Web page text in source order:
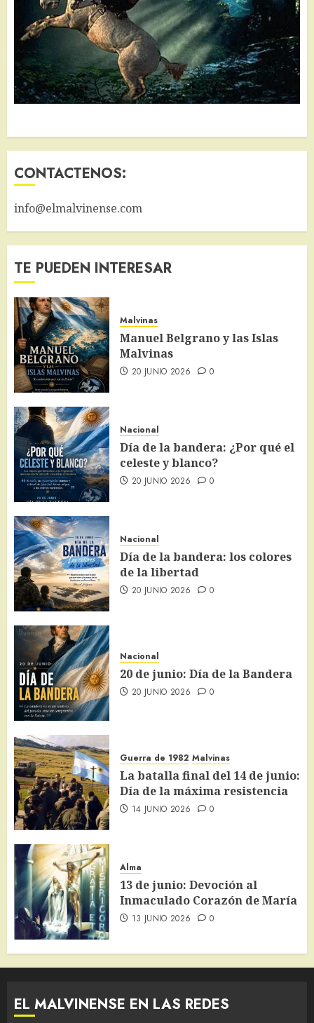
CONTACTENOS:
info@elmalvinense.com
TE PUEDEN INTERESAR
Malvinas
Manuel Belgrano y las Islas
Malvinas
20 JUNIO 2026 0
Nacional
Día de la bandera: ¿Por qué el
celeste y blanco?
20 JUNIO 2026 0
Nacional
Día de la bandera: los colores
de la libertad
20 JUNIO 2026 0
Nacional
20 de junio: Día de la Bandera
20 JUNIO 2026 0
Guerra de 1982 Malvinas
La batalla final del 14 de junio:
Día de la máxima resistencia
14 JUNIO 2026 0
Alma
13 de junio: Devoción al
Inmaculado Corazón de María
13 JUNIO 2026 0
EL MALVINENSE EN LAS REDES